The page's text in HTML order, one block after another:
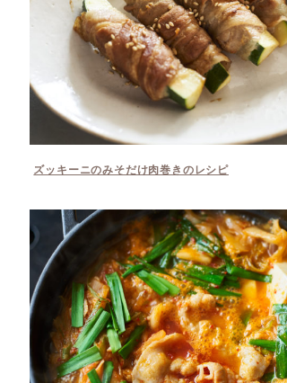
ズッキーニのみそだけ肉巻きのレシピ